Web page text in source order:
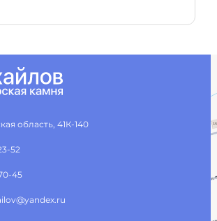
область, 41К-140
52
45